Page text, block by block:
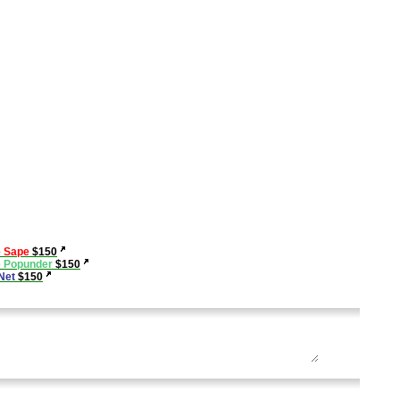
Sape $150
Popunder $150
$150